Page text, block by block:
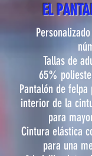
EL
Tallas de
65%
Pantalón de felpa
interior de la
para
Cintura elástica
para una